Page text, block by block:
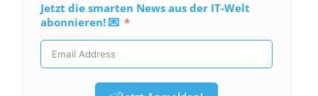
Jetzt die smarten News aus der IT-Welt
abonnieren! 💌